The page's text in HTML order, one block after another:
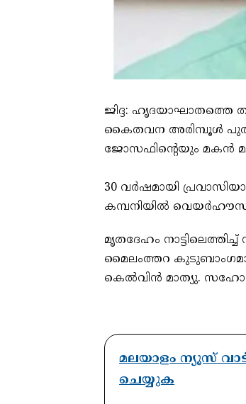
ജിദ്ദ: ഹൃദയാഘാതത്തെ
കൈതവന അരിമ്പൂള്‍
ജോസഫിന്റെയും മകന്‍
30 വര്‍ഷമായി
കമ്പനിയില്‍
മൃതദേഹം
മൈലംത്തറ
കെല്‍വിന്‍ മാത്യു.
മലയാളം ന്യൂസ്
ചെയ്യുക